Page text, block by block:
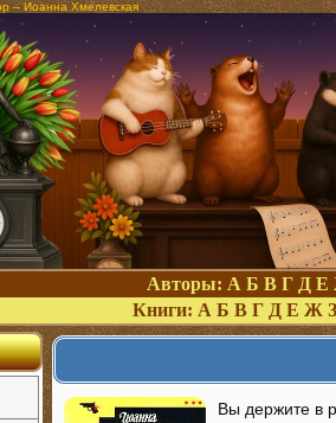
– Иоанна Хмелевская
Авторы: А Б В Г Д Е
Книги: А Б В Г Д Е Ж З
Вы держите в